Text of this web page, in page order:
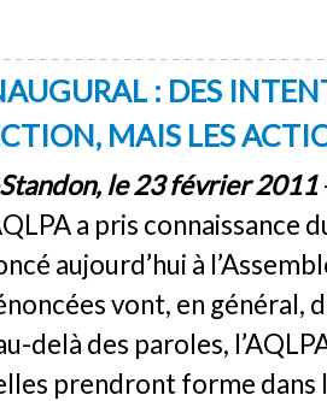
: DES
MAIS LES
le 23 février 2011
a pris connaissance
aujourd’hui à
vont, en général,
delà des paroles,
prendront forme dans